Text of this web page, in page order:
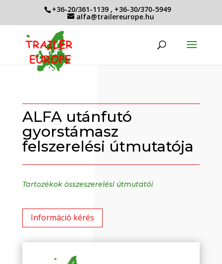
+36-20/361-1139 , +36-30/370-5949
alfa@trailereurope.hu
ALFA utánfutó
gyorstámasz
felszerelési útmutatója
Tartozékok összeszerelési útmutatói
Információ kérés